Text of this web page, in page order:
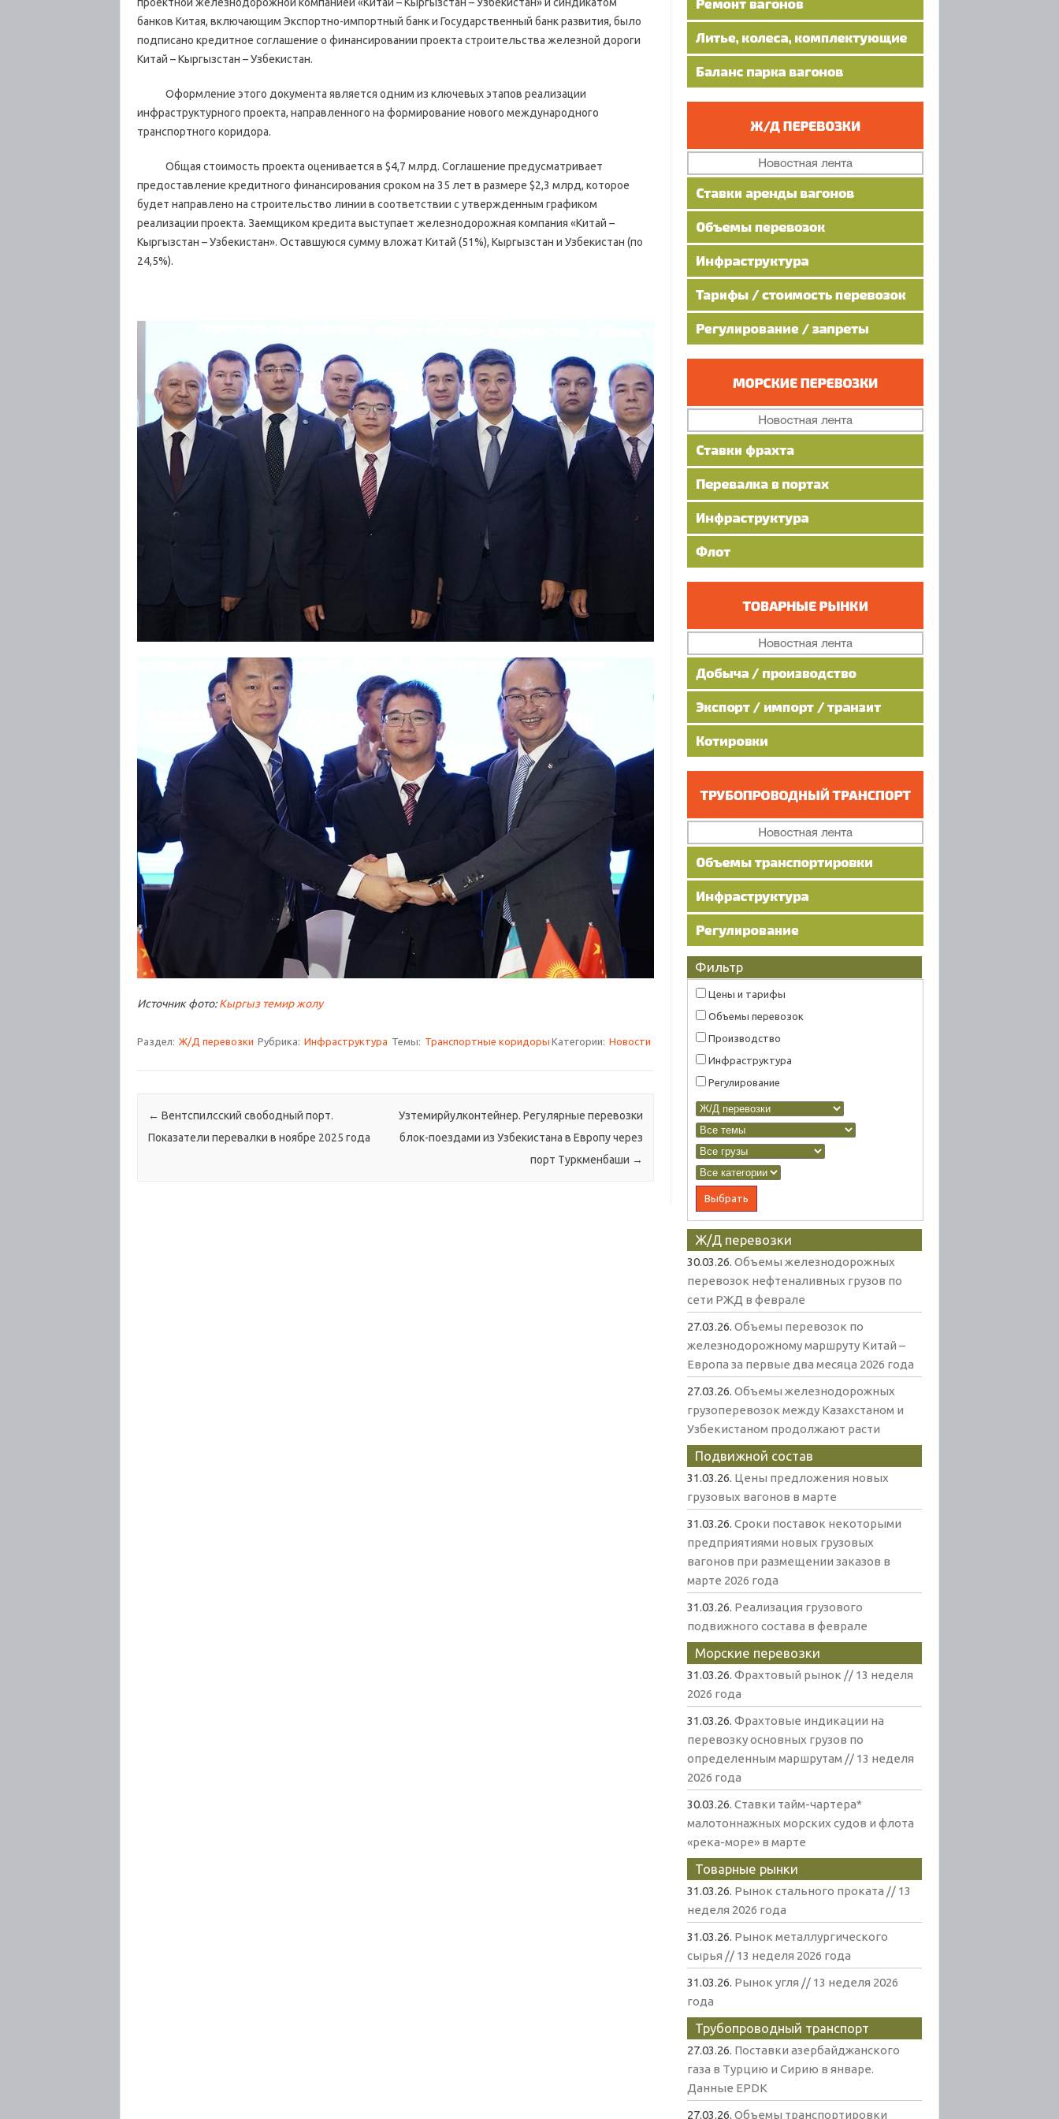
банков Китая, включающим Экспортно-импортный банк и Государственный банк развития, было
подписано кредитное соглашение о финансировании проекта строительства железной дороги
Китай – Кыргызстан – Узбекистан.
Оформление этого документа является одним из ключевых этапов реализации
инфраструктурного проекта, направленного на формирование нового международного
транспортного коридора.
Общая стоимость проекта оценивается в $4,7 млрд. Соглашение предусматривает
предоставление кредитного финансирования сроком на 35 лет в размере $2,3 млрд, которое
будет направлено на строительство линии в соответствии с утвержденным графиком
реализации проекта. Заемщиком кредита выступает железнодорожная компания «Китай –
Кыргызстан – Узбекистан». Оставшуюся сумму вложат Китай (51%), Кыргызстан и Узбекистан (по
24,5%).
Источник фото:Кыргыз темир жолу
Раздел: Ж/Д перевозки Рубрика: Инфраструктура Темы: Транспортные коридоры Категории: Новости
Навигация по записям
← Вентспилсский свободный порт.
Показатели перевалки в ноябре 2025 года
Узтемирйулконтейнер. Регулярные перевозки
блок-поездами из Узбекистана в Европу через
порт Туркменбаши →
Фильтр
Цены и тарифы
Объемы перевозок
Производство
Инфраструктура
Регулирование
Ж/Д перевозки
30.03.26.Объемы железнодорожных
перевозок нефтеналивных грузов по
сети РЖД в феврале
27.03.26.Объемы перевозок по
железнодорожному маршруту Китай –
Европа за первые два месяца 2026 года
27.03.26.Объемы железнодорожных
грузоперевозок между Казахстаном и
Узбекистаном продолжают расти
Подвижной состав
31.03.26. Цены предложения новых
грузовых вагонов в марте
31.03.26.Сроки поставок некоторыми
предприятиями новых грузовых
вагонов при размещении заказов в
марте 2026 года
31.03.26. Реализация грузового
подвижного состава в феврале
Морские перевозки
31.03.26.Фрахтовый рынок // 13 неделя
2026 года
31.03.26.Фрахтовые индикации на
перевозку основных грузов по
определенным маршрутам // 13 неделя
2026 года
30.03.26.Ставки тайм-чартера*
малотоннажных морских судов и флота
«река-море» в марте
Товарные рынки
31.03.26. Рынок стального проката // 13
неделя 2026 года
31.03.26. Рынок металлургического
сырья // 13 неделя 2026 года
31.03.26. Рынок угля // 13 неделя 2026
года
Трубопроводный транспорт
27.03.26. Поставки азербайджанского
газа в Турцию и Сирию в январе.
Данные EPDK
27.03.26.Объемы транспортировки